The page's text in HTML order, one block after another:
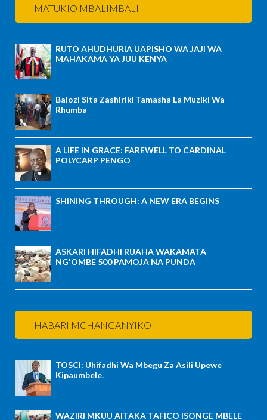
MATUKIO MBALIMBALI
RUTO AHUDHURIA UAPISHO WA JAJI WA
MAHAKAMA YA JUU KENYA
Balozi Sita Zashiriki Tamasha La Muziki Wa
Rhumba
A LIFE IN GRACE: FAREWELL TO CARDINAL
POLYCARP PENGO
SHINING THROUGH: A NEW ERA BEGINS
ASKARI HIFADHI RUAHA WAKAMATA
NG'OMBE 500 PAMOJA NA PUNDA
HABARI MCHANGANYIKO
TOSCI: Uhifadhi Wa Mbegu Za Asili Upewe
Kipaumbele.
WAZIRI MKUU AITAKA TAFICO ISONGE MBELE